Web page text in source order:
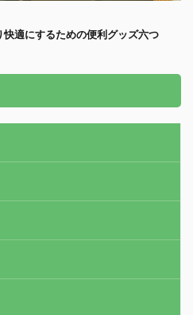
適にするための便利グッズ六つ